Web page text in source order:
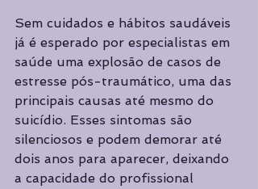
Sem cuidados e hábitos saudáveis
já é esperado por especialistas em
saúde uma explosão de casos de
estresse pós-traumático, uma das
principais causas até mesmo do
suicídio. Esses sintomas são
silenciosos e podem demorar até
dois anos para aparecer, deixando
a capacidade do profissional